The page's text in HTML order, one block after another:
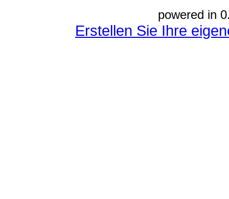
powered in
Erstellen Sie Ihre